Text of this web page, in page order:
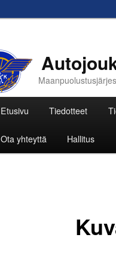
Siirry
sisältöön
Etusivu Tiedotteet
Ota yhteyttä Hallitus